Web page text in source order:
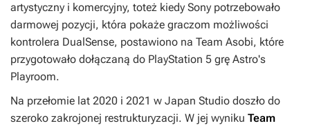
artystyczny i komercyjny, toteż kiedy Sony potrzebowało
darmowej pozycji, która pokaże graczom możliwości
kontrolera DualSense, postawiono na Team Asobi, które
przygotowało dołączaną do PlayStation 5 grę Astro's
Playroom.
Na przełomie lat 2020 i 2021 w Japan Studio doszło do
szeroko zakrojonej restrukturyzacji. W jej wyniku Team